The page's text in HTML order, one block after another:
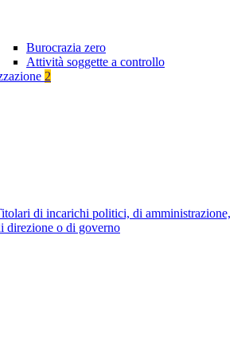
Burocrazia zero
Attività soggette a controllo
2
di incarichi politici, di amministrazione,
direzione o di governo